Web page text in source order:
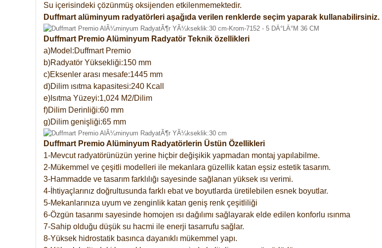
Su içerisindeki çözünmüş oksijenden etkilenmemektedir.
Duffmart alüminyum radyatörleri aşağıda verilen renklerde seçim yaparak kullanabilirsiniz.
Duffmart Premio Alüminyum Radyatör Teknik özellikleri
a)Model:Duffmart Premio
b)Radyatör Yüksekliği:150 mm
c)Eksenler arası mesafe:1445 mm
d)Dilim ısıtma kapasitesi:240 Kcall
e)Isıtma Yüzeyi:1,024 M2/Dilim
f)Dilim Derinliği:60 mm
g)Dilim genişliği:65 mm
Duffmart Premio Alüminyum Radyatörlerin Üstün Özellikleri
1-Mevcut radyatörünüzün yerine hiçbir değişikik yapmadan montaj yapılabilme.
2-Mükemmel ve çeşitli modelleri ile mekanlara güzellik katan eşsiz estetik tasarım.
3-Hammadde ve tasarım farklılığı sayesinde sağlanan yüksek ısı verimi.
4-İhtiyaçlarınız doğrultusunda farklı ebat ve boyutlarda üretilebilen esnek boyutlar.
5-Mekanlarınıza uyum ve zenginlik katan geniş renk çeşitliliği
6-Özgün tasarımı sayesinde homojen ısı dağılımı sağlayarak elde edilen konforlu ısınma
7-Sahip olduğu düşük su hacmi ile enerji tasarrufu sağlar.
8-Yüksek hidrostatik basınca dayanıklı mükemmel yapı.